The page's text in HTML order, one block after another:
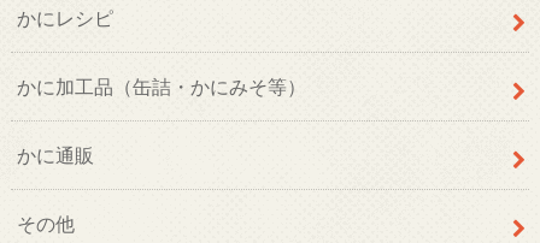
かにレシピ
かに加工品（缶詰・かにみそ等）
かに通販
その他